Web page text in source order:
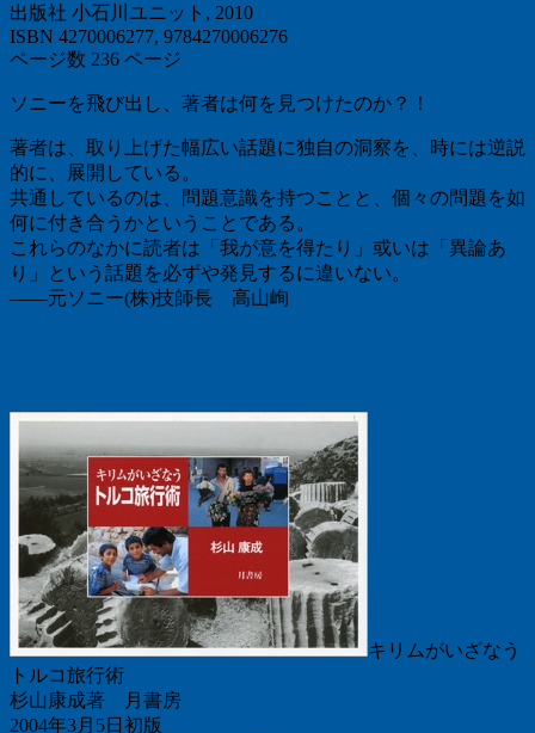
出版社 小石川ユニット, 2010
ISBN 4270006277, 9784270006276
ページ数 236 ページ
ソニーを飛び出し、著者は何を見つけたのか？！
著者は、取り上げた幅広い話題に独自の洞察を、時には逆説
的に、展開している。
共通しているのは、問題意識を持つことと、個々の問題を如
何に付き合うかということである。
これらのなかに読者は「我が意を得たり」或いは「異論あ
り」という話題を必ずや発見するに違いない。
――元ソニー(株)技師長 高山峋
キリムがいざなう
トルコ旅行術
杉山康成著 月書房
2004年3月5日初版